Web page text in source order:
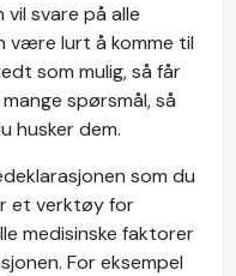
svare på alle
være lurt å komme til
som mulig, så får
spørsmål, så
husker dem.
som du
et verktøy for
medisinske faktorer
For eksempel